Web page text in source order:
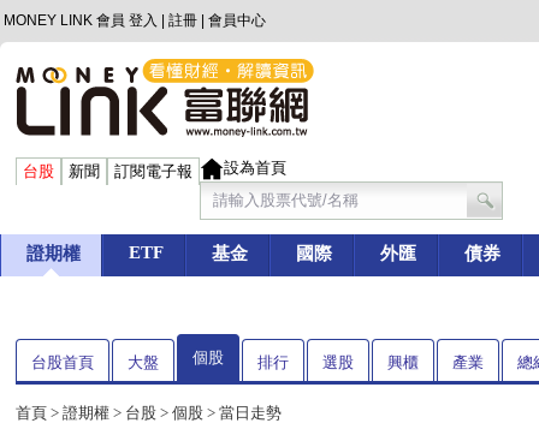
MONEY LINK 會員 登入 註冊 會員中心
台股 新聞 訂閱電子報 設為首頁
證期權 ETF 基金 國際 外匯 債券
台股首頁 大盤 個股 排行 選股 興櫃 產業 總
首頁 > 證期權 > 台股 > 個股 > 當日走勢